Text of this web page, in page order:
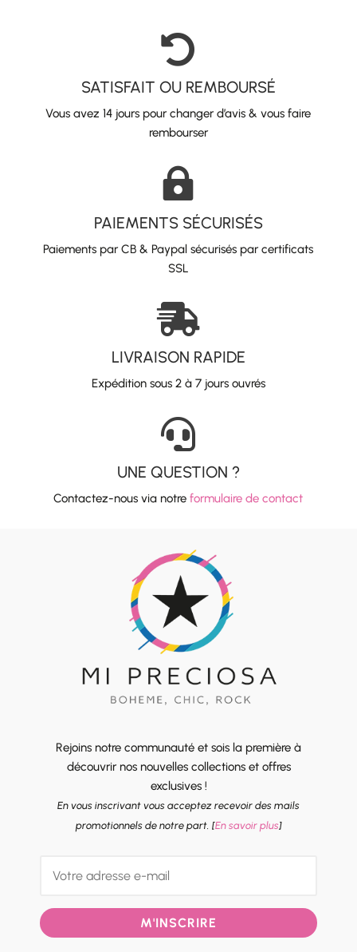

SATISFAIT OU REMBOURSÉ
Vous avez 14 jours pour changer d’avis & vous faire
rembourser

PAIEMENTS SÉCURISÉS
Paiements par CB & Paypal sécurisés par certificats
SSL

LIVRAISON RAPIDE
Expédition sous 2 à 7 jours ouvrés

UNE QUESTION ?
Contactez-nous via notreformulaire de contact
Rejoins notre communauté et sois la première à
découvrir nos nouvelles collections et offres
exclusives !
En vous inscrivant vous acceptez recevoir des mails
promotionnels de notre part. [En savoir plus]
M'INSCRIRE